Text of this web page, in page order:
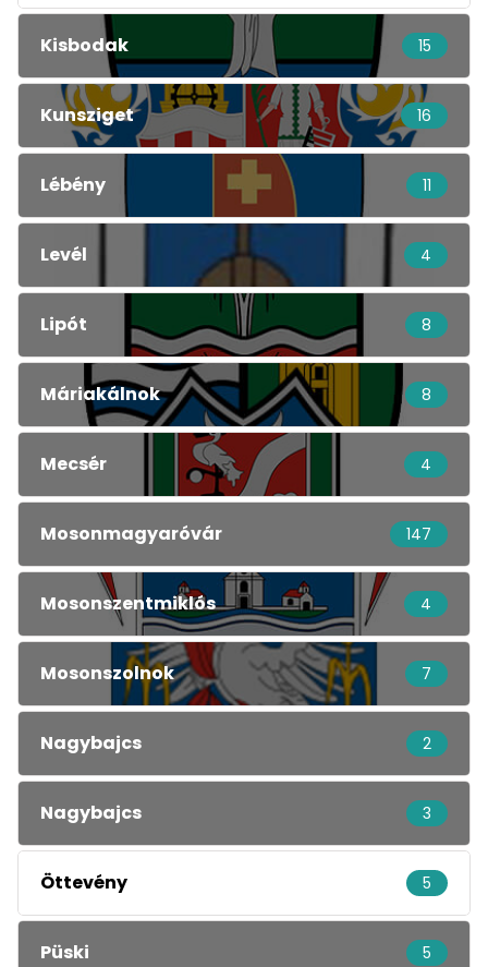
Kisbodak 15
Kunsziget 16
Lébény 11
Levél 4
Lipót 8
Máriakálnok 8
Mecsér 4
Mosonmagyaróvár 147
Mosonszentmiklós 4
Mosonszolnok 7
Nagybajcs 2
Nagybajcs 3
Öttevény 5
Püski 5